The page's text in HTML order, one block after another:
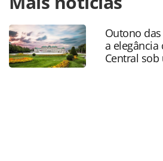
do-codigo-civil-pode-permitir-que-
aluguel-via-airbnb_217861.html ou
oferecidas na página. Todo o
PANROTAS Editora é protegido
sobre direito autoral. Não
Outono
a elegância
Central